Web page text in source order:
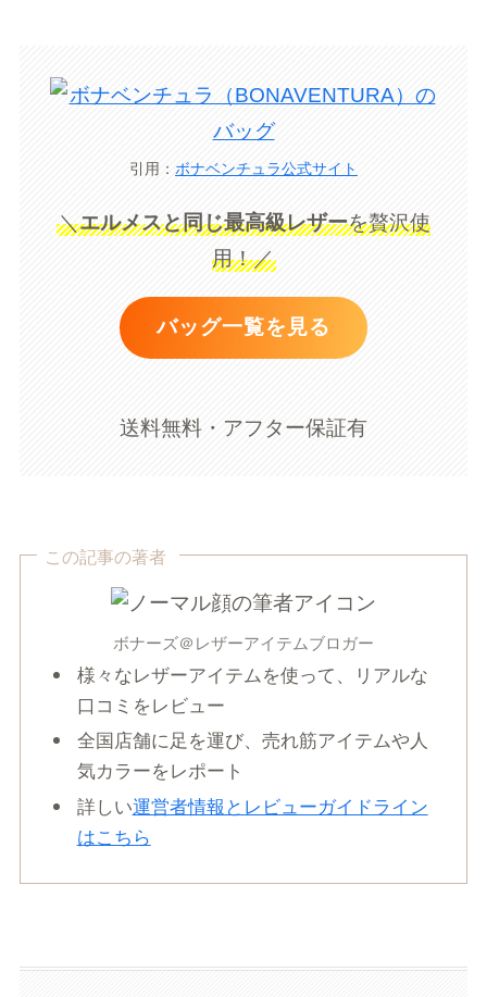
引用： ボナベンチュラ公式サイト
＼エルメスと同じ最高級レザーを贅沢使
用！／
バッグ一覧を見る
送料無料・アフター保証有
この記事の著者
ボナーズ＠レザーアイテムブロガー
様々なレザーアイテムを使って、リアルな
口コミをレビュー
全国店舗に足を運び、売れ筋アイテムや人
気カラーをレポート
詳しい運営者情報とレビューガイドライン
はこちら